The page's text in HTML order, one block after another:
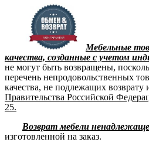
Мебельные
качества, созданные с учетом
не могут быть возвращены,
перечень непродовольственных
качества, не подлежащих возврату
Правительства Российской
25.
Возврат мебели
изготовленной на заказ.